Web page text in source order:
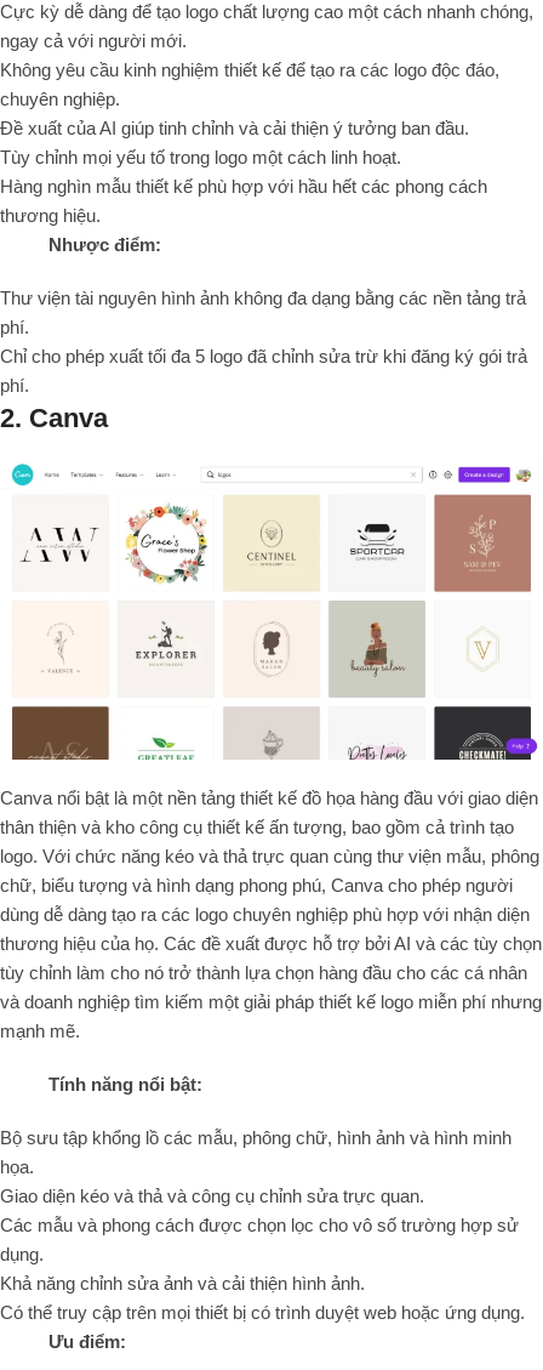
Cực kỳ dễ dàng để tạo logo chất lượng cao một cách nhanh chóng,
ngay cả với người mới.
Không yêu cầu kinh nghiệm thiết kế để tạo ra các logo độc đáo,
chuyên nghiệp.
Đề xuất của AI giúp tinh chỉnh và cải thiện ý tưởng ban đầu.
Tùy chỉnh mọi yếu tố trong logo một cách linh hoạt.
Hàng nghìn mẫu thiết kế phù hợp với hầu hết các phong cách
thương hiệu.
Nhược điểm:
Thư viện tài nguyên hình ảnh không đa dạng bằng các nền tảng trả
phí.
Chỉ cho phép xuất tối đa 5 logo đã chỉnh sửa trừ khi đăng ký gói trả
phí.
2. Canva
Canva nổi bật là một nền tảng thiết kế đồ họa hàng đầu với giao diện
thân thiện và kho công cụ thiết kế ấn tượng, bao gồm cả trình tạo
logo. Với chức năng kéo và thả trực quan cùng thư viện mẫu, phông
chữ, biểu tượng và hình dạng phong phú, Canva cho phép người
dùng dễ dàng tạo ra các logo chuyên nghiệp phù hợp với nhận diện
thương hiệu của họ. Các đề xuất được hỗ trợ bởi AI và các tùy chọn
tùy chỉnh làm cho nó trở thành lựa chọn hàng đầu cho các cá nhân
và doanh nghiệp tìm kiếm một giải pháp thiết kế logo miễn phí nhưng
mạnh mẽ.
Tính năng nổi bật:
Bộ sưu tập khổng lồ các mẫu, phông chữ, hình ảnh và hình minh
họa.
Giao diện kéo và thả và công cụ chỉnh sửa trực quan.
Các mẫu và phong cách được chọn lọc cho vô số trường hợp sử
dụng.
Khả năng chỉnh sửa ảnh và cải thiện hình ảnh.
Có thể truy cập trên mọi thiết bị có trình duyệt web hoặc ứng dụng.
Ưu điểm: